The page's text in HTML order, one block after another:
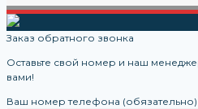
Заказ обратного звонка
Оставьте свой номер и наш
вами!
Ваш номер телефона (обязательно)